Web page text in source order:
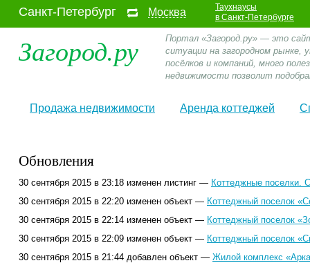
Санкт-Петербург Москва
Таухнаусы
в Санкт-Петербурге
Загород.ру
Портал «Загород.ру» — это
ситуации на загородном
посёлков и компаний, много
недвижимости позволит
Продажа недвижимости Аренда коттеджей
Обновления
30 сентября 2015 в 23:18 изменен листинг — Коттеджные поселки.
30 сентября 2015 в 22:20 изменен объект — Коттеджный поселок
30 сентября 2015 в 22:14 изменен объект — Коттеджный поселок
30 сентября 2015 в 22:09 изменен объект — Коттеджный поселок
30 сентября 2015 в 21:44 добавлен объект — Жилой комплекс